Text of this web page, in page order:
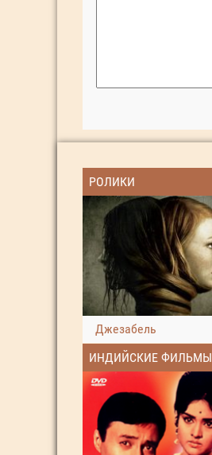
РОЛИКИ
Джезабель
ИНДИЙСКИЕ ФИЛЬМЫ